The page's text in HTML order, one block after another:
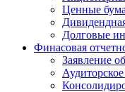
Ценные
Долговые
Финасовая
Заявление